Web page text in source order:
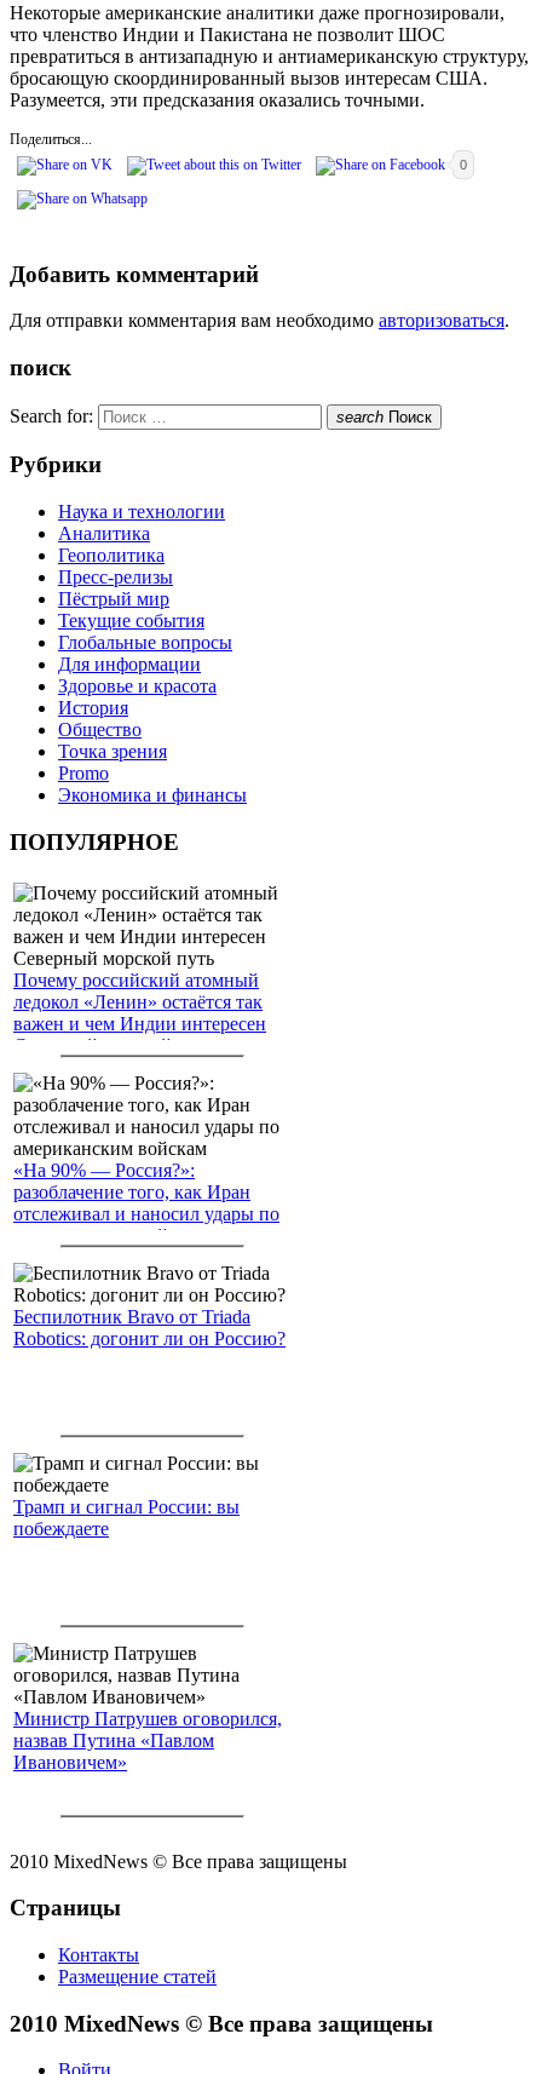
Некоторые американские аналитики даже прогнозировали,
что членство Индии и Пакистана не позволит ШОС
превратиться в антизападную и антиамериканскую структуру,
бросающую скоординированный вызов интересам США.
Разумеется, эти предсказания оказались точными.
Поделиться...
0
Добавить комментарий
Для отправки комментария вам необходимо авторизоваться.
поиск
Search for: search Поиск
Рубрики
Наука и технологии
Аналитика
Геополитика
Пресс-релизы
Пёстрый мир
Текущие события
Глобальные вопросы
Для информации
Здоровье и красота
История
Общество
Точка зрения
Promo
Экономика и финансы
ПОПУЛЯРНОЕ
Почему российский атомный
ледокол «Ленин» остаётся так
важен и чем Индии интересен
Северный морской путь
«На 90% — Россия?»:
разоблачение того, как Иран
отслеживал и наносил удары по
американским войскам
Беспилотник Bravo от Triada
Robotics: догонит ли он Россию?
Трамп и сигнал России: вы
побеждаете
Министр Патрушев оговорился,
назвав Путина «Павлом
Ивановичем»
2010 MixedNews © Все права защищены
Страницы
Контакты
Размещение статей
2010 MixedNews © Все права защищены